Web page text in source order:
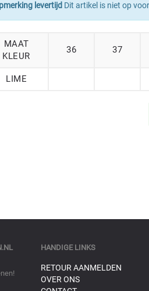
levertijd Dit artikel is niet op
MAAT
KLEUR
36 37
LIME
HANDIGE LINKS
RETOUR AANMELDEN
OVER ONS